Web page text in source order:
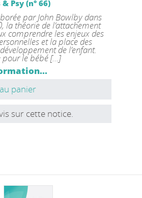
Psy (n° 66)
par John Bowlby dans
la théorie de l’attachement
comprendre les enjeux des
et la place des
de l’enfant.
pour le bébé [...]
panier
sur cette notice.